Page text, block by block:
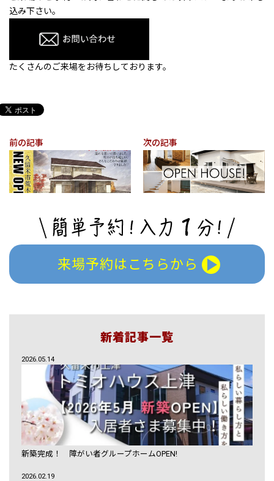
込み下さい。
たくさんのご来場をお待ちしております。
前の記事 次の記事
来場予約はこちらから
新着記事一覧
2026.05.14
新築完成！ 障がい者グループホームOPEN!
2026.02.19